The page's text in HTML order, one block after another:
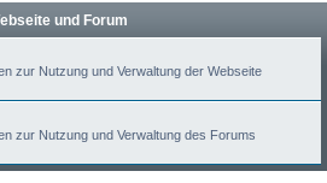
und Forum
zur Nutzung und Verwaltung der Webseite
zur Nutzung und Verwaltung des Forums